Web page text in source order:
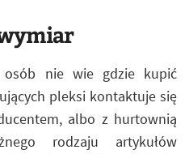
osób nie wie gdzie kupić
pleksi kontaktuje się
albo z hurtownią
rodzaju artykułów